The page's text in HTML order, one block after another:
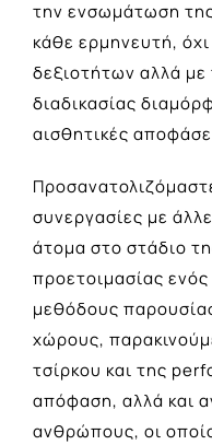
την ενσωμάτωση
κάθε ερμηνευτή,
δεξιοτήτων αλλά
διαδικασίας
αισθητικές
συνεργασίες με
άτομα στο στάδιο
προετοιμασίας
μεθόδους
χώρους,
τσίρκου και της
απόφαση, αλλά και
ανθρώπους, οι